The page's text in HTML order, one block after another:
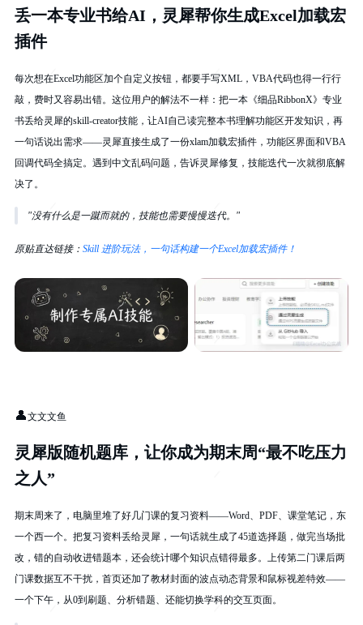
丢一本专业书给AI，灵犀帮你生成Excel加载宏
插件
每次想在Excel功能区加个自定义按钮，都要手写XML，VBA代码也得一行行
敲，费时又容易出错。这位用户的解法不一样：把一本《细品RibbonX》专业
书丢给灵犀的skill-creator技能，让AI自己读完整本书理解功能区开发知识，再
一句话说出需求——灵犀直接生成了一份xlam加载宏插件，功能区界面和VBA
回调代码全搞定。遇到中文乱码问题，告诉灵犀修复，技能迭代一次就彻底解
决了。
"没有什么是一蹴而就的，技能也需要慢慢迭代。"
原贴直达链接： Skill 进阶玩法，一句话构建一个Excel加载宏插件！
👤文文文鱼
灵犀版随机题库，让你成为期末周“最不吃压力
之人”
期末周来了，电脑里堆了好几门课的复习资料——Word、PDF、课堂笔记，东
一个西一个。把复习资料丢给灵犀，一句话就生成了45道选择题，做完当场批
改，错的自动收进错题本，还会统计哪个知识点错得最多。上传第二门课后两
门课数据互不干扰，首页还加了教材封面的波点动态背景和鼠标视差特效——
一个下午，从0到刷题、分析错题、还能切换学科的交互页面。